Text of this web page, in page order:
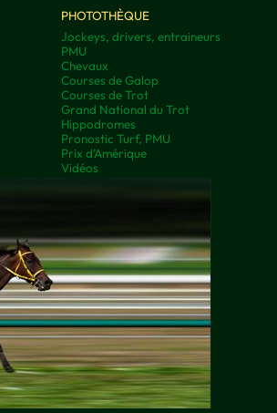
PHOTOTHÈQUE
Jockeys, drivers, entraineurs
PMU
Chevaux
Courses de Galop
Courses de Trot
Grand National du Trot
Hippodromes
Pronostic Turf, PMU
Prix d’Amérique
Vidéos